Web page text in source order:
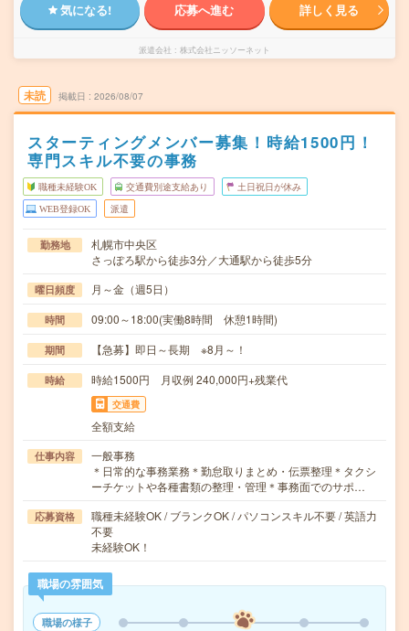
気になる! 応募へ進む 詳しく見る
派遣会社 株式会社ニッソーネット
未読 掲載日 2026/08/07
スターティングメンバー募集！時給1500円！
専門スキル不要の事務
職種未経験OK 交通費別途支給あり 土日祝日が休み
WEB登録OK 派遣
勤務地
札幌市中央区
さっぽろ駅から徒歩3分／大通駅から徒歩5分
曜日頻度 月～金（週5日）
時間 09:00～18:00(実働8時間 休憩1時間)
期間 【急募】即日～長期 ※8月～！
時給 時給1500円 月収例 240,000円+残業代
交通費
全額支給
仕事内容
一般事務
＊日常的な事務業務＊勤怠取りまとめ・伝票整理＊タクシ
ーチケットや各種書類の整理・管理＊事務面でのサポ…
応募資格
職種未経験OK / ブランクOK / パソコンスキル不要 / 英語力
不要
未経験OK！
職場の雰囲気
職場の様子